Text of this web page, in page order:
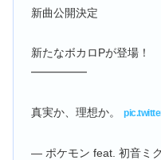
新曲公開決定
新たなボカロPが登場！
━━━━━
真実か、理想か。
— ポケモン feat. 初音ミ